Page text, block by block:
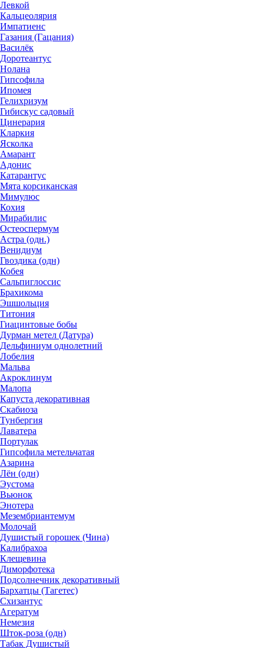
Левкой
Кальцеолярия
Импатиенс
Газания (Гацания)
Василёк
Доротеантус
Нолана
Гипсофила
Ипомея
Гелихризум
Гибискус садовый
Цинерария
Кларкия
Ясколка
Амарант
Адонис
Катарантус
Мята корсиканская
Мимулюс
Кохия
Мирабилис
Остеоспермум
Астра (одн.)
Венидиум
Гвоздика (одн)
Кобея
Сальпиглоссис
Брахикома
Эшшольция
Титония
Гиацинтовые бобы
Дурман метел (Датура)
Дельфиниум однолетний
Лобелия
Мальва
Акроклинум
Малопа
Капуста декоративная
Скабиоза
Тунбергия
Лаватера
Портулак
Гипсофила метельчатая
Азарина
Лён (одн)
Эустома
Вьюнок
Энотера
Мезембриантемум
Молочай
Душистый горошек (Чина)
Калибрахоа
Клещевина
Диморфотека
Подсолнечник декоративный
Бархатцы (Тагетес)
Схизантус
Агератум
Немезия
Шток-роза (одн)
Табак Душистый